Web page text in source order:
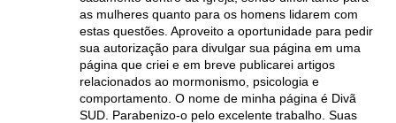
as mulheres quanto para os homens lidarem com
estas questões. Aproveito a oportunidade para pedir
sua autorização para divulgar sua página em uma
página que criei e em breve publicarei artigos
relacionados ao mormonismo, psicologia e
comportamento. O nome de minha página é Divã
SUD. Parabenizo-o pelo excelente trabalho. Suas